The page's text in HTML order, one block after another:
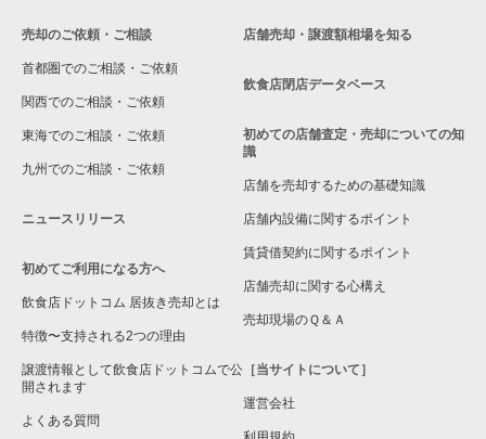
大阪府の和食の居抜き売却物件の案件一覧
大阪府の洋食の居抜き売却物件の案件一覧
大阪府のその他の居抜き売却物件の案件一覧
大阪府の20坪以下のその他の居抜き売却物件の案件一覧
大阪府の現賃料20万円以下の飲食店の居抜き売却物件の案件一
覧
池田市の現賃料20万円以下の飲食店の居抜き売却物件の案件一
覧
石橋阪大前駅の現賃料20万円以下の飲食店の居抜き売却物件の
大阪府の現賃料20万円以下のその他の居抜き売却物件の案件一
覧
売却のご依頼・ご相談
首都圏でのご相談・ご依頼
関西でのご相談・ご依頼
東海でのご相談・ご依頼
九州でのご相談・ご依頼
ニュースリリース
初めてご利用になる方へ
飲食店ドットコム 居抜き売却とは
特徴〜支持される2つの理由
譲渡情報として飲食店ドットコムで公
開されます
よくある質問
店舗売却・譲渡額相場を知る
飲食店閉店データベース
初めての店舗査定・売却についての知
識
店舗を売却するための基礎知識
店舗内設備に関するポイント
賃貸借契約に関するポイント
店舗売却に関する心構え
売却現場のＱ＆Ａ
［当サイトについて］
運営会社